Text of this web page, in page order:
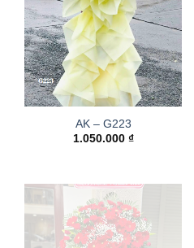
AK – G223
1.050.000 ₫